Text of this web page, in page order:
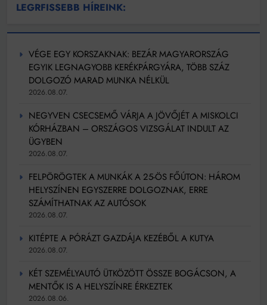
LEGRFISSEBB HÍREINK:
VÉGE EGY KORSZAKNAK: BEZÁR MAGYARORSZÁG
EGYIK LEGNAGYOBB KERÉKPÁRGYÁRA, TÖBB SZÁZ
DOLGOZÓ MARAD MUNKA NÉLKÜL
2026.08.07.
NEGYVEN CSECSEMŐ VÁRJA A JÖVŐJÉT A MISKOLCI
KÓRHÁZBAN – ORSZÁGOS VIZSGÁLAT INDULT AZ
ÜGYBEN
2026.08.07.
FELPÖRÖGTEK A MUNKÁK A 25-ÖS FŐÚTON: HÁROM
HELYSZÍNEN EGYSZERRE DOLGOZNAK, ERRE
SZÁMÍTHATNAK AZ AUTÓSOK
2026.08.07.
KITÉPTE A PÓRÁZT GAZDÁJA KEZÉBŐL A KUTYA
2026.08.07.
KÉT SZEMÉLYAUTÓ ÜTKÖZÖTT ÖSSZE BOGÁCSON, A
MENTŐK IS A HELYSZÍNRE ÉRKEZTEK
2026.08.06.